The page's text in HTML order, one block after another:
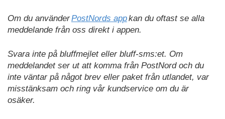
Om du använderPostNords appkan du oftast se alla
meddelande från oss direkt i appen.
Svara inte på bluffmejlet eller bluff-sms:et. Om
meddelandet ser ut att komma från PostNord och du
inte väntar på något brev eller paket från utlandet, var
misstänksam och ring vår kundservice om du är
osäker.